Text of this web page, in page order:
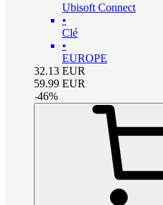
Ubisoft Connect
•
Clé
•
EUROPE
32.13 EUR
59.99 EUR
-46%